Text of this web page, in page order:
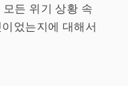
든 위기 상황 속
었는지에 대해서